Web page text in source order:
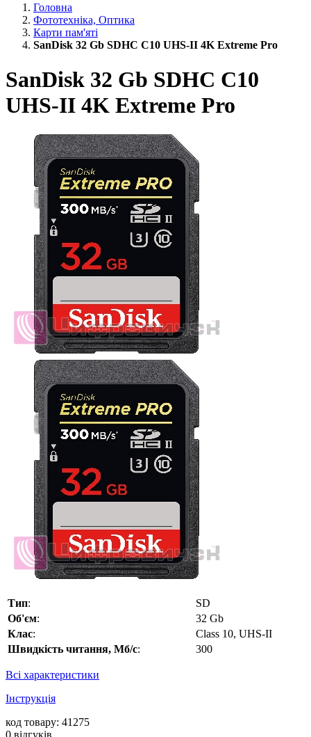
Головна
Фототехніка, Оптика
Карти пам'яті
SanDisk 32 Gb SDHC C10 UHS-II 4K Extreme Pro
SanDisk 32 Gb SDHC C10
UHS-II 4K Extreme Pro
Тип:
SD
Об'єм:
32 Gb
Клас:
Class 10, UHS-II
Швидкість читання, Мб/с: 300
Всі характеристики
Інструкція
код товару: 41275